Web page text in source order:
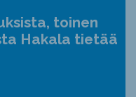
toinen
Hakala tietää